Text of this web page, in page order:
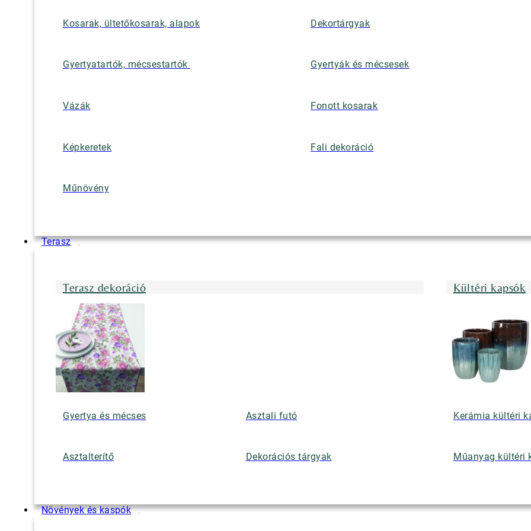
Kosarak, ültetőkosarak, alapok Dekortárgyak
Gyertyatartók, mécsestartók Gyertyák és mécsesek
Vázák Fonott kosarak
Képkeretek Fali dekoráció
Műnövény
Terasz
Terasz dekoráció
Gyertya és mécses Asztali futó
Asztalterítő Dekorációs tárgyak
Kültéri kapsók
Kerámia kültéri
Műanyag kültéri
Növények és kaspók